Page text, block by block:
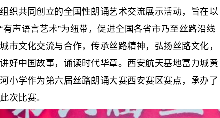
组织共同创立的全国性朗诵艺术交流展示活动，旨在以
“有声语言艺术”为纽带，促进全国各省市乃至丝路沿线
城市文化交流与合作，传承丝路精神，弘扬丝路文化，
讲好中国故事，诵读时代华章。西安航天基地富力城黄
河小学作为第六届丝路朗诵大赛西安赛区赛点，承办了
此次比赛。